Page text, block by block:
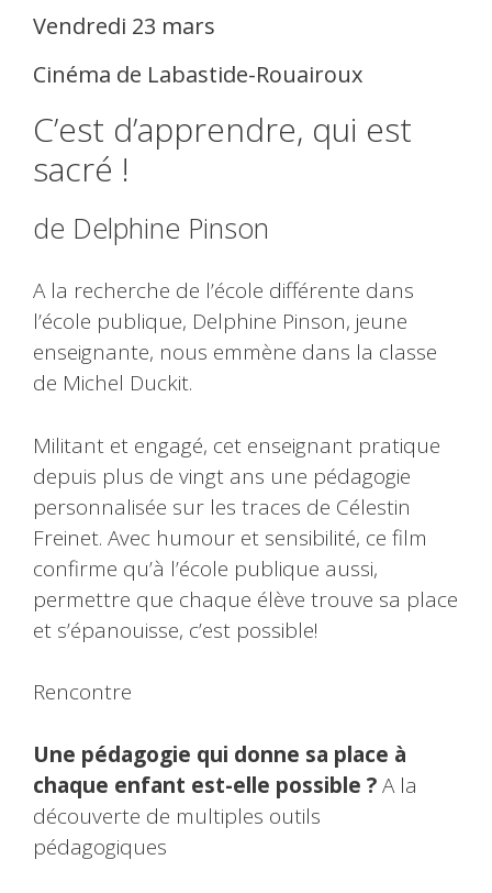
Vendredi 23 mars
Cinéma de Labastide-Rouairoux
C’est d’apprendre, qui est
sacré !
de Delphine Pinson
A la recherche de l’école différente dans
l’école publique, Delphine Pinson, jeune
enseignante, nous emmène dans la classe
de Michel Duckit.
Militant et engagé, cet enseignant pratique
depuis plus de vingt ans une pédagogie
personnalisée sur les traces de Célestin
Freinet. Avec humour et sensibilité, ce film
confirme qu’à l’école publique aussi,
permettre que chaque élève trouve sa place
et s’épanouisse, c’est possible!
Rencontre
Une pédagogie qui donne sa place à
chaque enfant est-elle possible ?A la
découverte de multiples outils
pédagogiques